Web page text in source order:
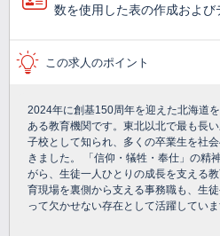
数を使用した表の作成およ
この求人のポイント
2024年に創基150周年を迎えた北海道
ある教育機関です。東北以北で最も長
子校として知られ、多くの卒業生を社
きました。 「信仰・犠牲・奉仕」の精
がら、生徒一人ひとりの成長を支える
育現場を裏側から支える事務職も、生
って欠かせない存在として活躍していま